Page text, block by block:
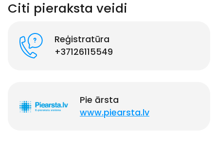
Citi pieraksta veidi
Reģistratūra
+37126115549
Pie ārsta
www.piearsta.lv